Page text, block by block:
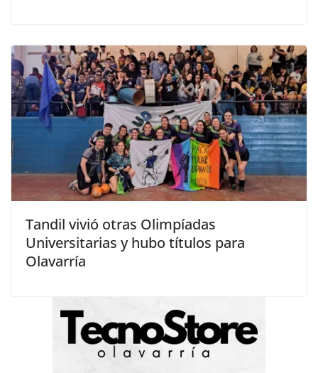
Tandil vivió otras Olimpíadas
Universitarias y hubo títulos para
Olavarría